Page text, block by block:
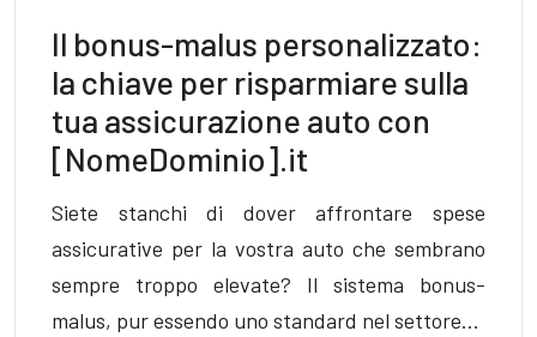
Il bonus-malus personalizzato:
la chiave per risparmiare sulla
tua assicurazione auto con
[NomeDominio].it
Siete stanchi di dover affrontare spese
assicurative per la vostra auto che sembrano
sempre troppo elevate? Il sistema bonus-
malus, pur essendo uno standard nel settore…